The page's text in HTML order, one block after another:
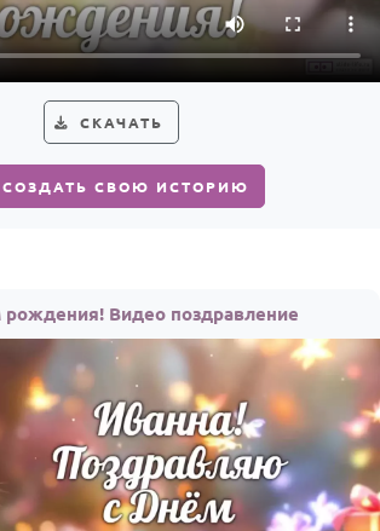
СКАЧАТЬ
СОЗДАТЬ СВОЮ ИСТОРИЮ
Видео поздравление